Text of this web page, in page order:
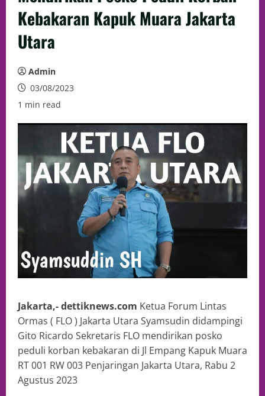
Kebakaran Kapuk Muara Jakarta
Utara
Admin
03/08/2023
1 min read
Jakarta,- dettiknews.com Ketua Forum Lintas
Ormas ( FLO ) Jakarta Utara Syamsudin didampingi
Gito Ricardo Sekretaris FLO mendirikan posko
peduli korban kebakaran di Jl Empang Kapuk Muara
RT 001 RW 003 Penjaringan Jakarta Utara, Rabu 2
Agustus 2023